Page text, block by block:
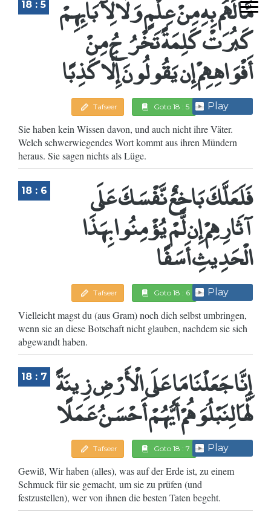
18 : 5 مَّا لَهُم بِهِ مِنْ عِلْمٍ وَلَا لِآبَائِهِمْ
كَبُرَتْ كَلِمَةً تَخْرُجُ مِنْ
أَفْوَاهِهِمْ إِن يَقُولُونَ إِلَّا كَذِبًا
Tafseer Goto 18 : 5 Play
Sie haben kein Wissen davon, und auch nicht ihre Väter.
Welch schwerwiegendes Wort kommt aus ihren Mündern
heraus. Sie sagen nichts als Lüge.
18 : 6 فَلَعَلَّكَ بَاخِعٌ نَّفْسَكَ عَلَى
آثَارِهِمْ إِن لَّمْ يُؤْمِنُوا بِهَذَا
الْحَدِيثِ أَسَفًا
Tafseer Goto 18 : 6 Play
Vielleicht magst du (aus Gram) noch dich selbst umbringen,
wenn sie an diese Botschaft nicht glauben, nachdem sie sich
abgewandt haben.
18 : 7 إِنَّا جَعَلْنَا مَا عَلَى الْأَرْضِ زِينَةً
لَّهَا لِنَبْلُوَهُمْ أَيُّهُمْ أَحْسَنُ عَمَلًا
Tafseer Goto 18 : 7 Play
Gewiß, Wir haben (alles), was auf der Erde ist, zu einem
Schmuck für sie gemacht, um sie zu prüfen (und
festzustellen), wer von ihnen die besten Taten begeht.